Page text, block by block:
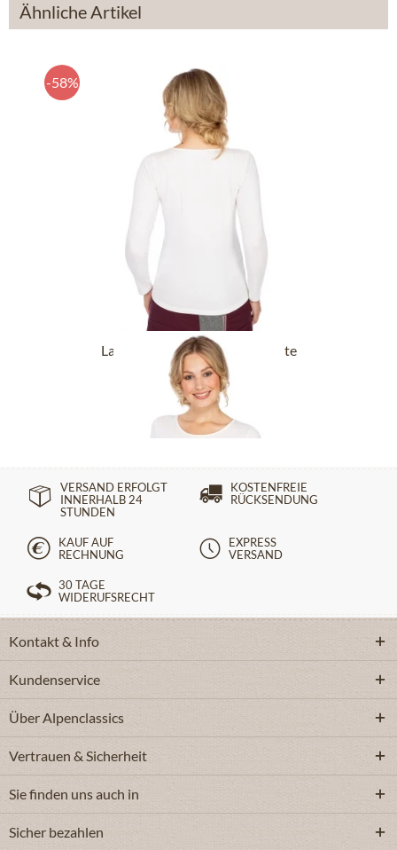
Ähnliche Artikel
-58%
Langarmshirt GERACH offwhite
24,90 € 59,90 €
VERSAND ERFOLGT
INNERHALB 24
STUNDEN
KOSTENFREIE
RÜCKSENDUNG
KAUF AUF
RECHNUNG
EXPRESS
VERSAND
30 TAGE
WIDERUFSRECHT
Kontakt & Info
Kundenservice
Über Alpenclassics
Vertrauen & Sicherheit
Sie finden uns auch in
Sicher bezahlen